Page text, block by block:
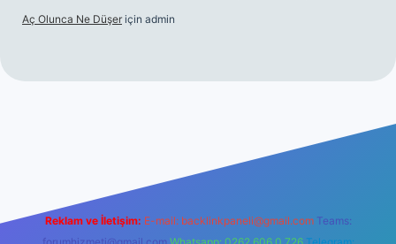
Aç Olunca Ne Düşer için admin
Reklam ve İletişim: E-mail: backlinkpaneli@gmail.com Teams: